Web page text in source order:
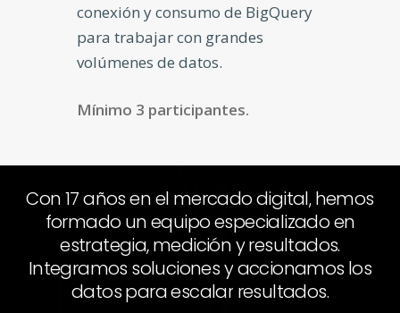
conexión y consumo de BigQuery
para trabajar con grandes
volúmenes de datos.
Mínimo 3 participantes.
Con17añosenel mercadodigital, hemos
formado unequipoespecializadoen
estrategia,mediciónyresultados.
Integramos solucionesyaccionamos los
datosparaescalar resultados.